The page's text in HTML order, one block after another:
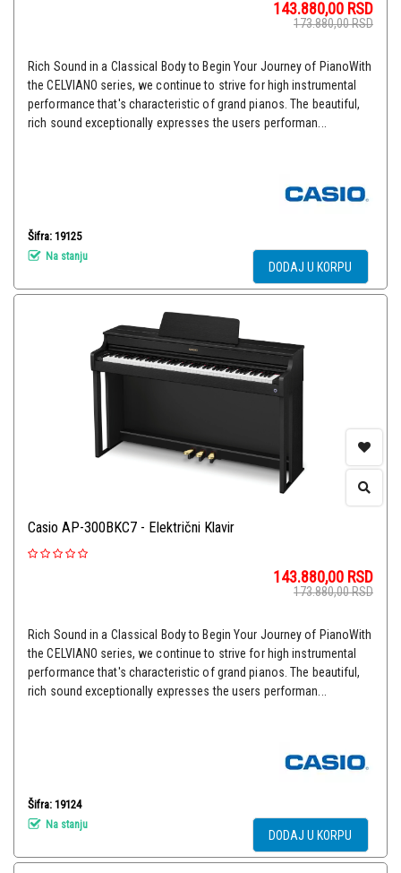
143.880,00 RSD
173.880,00RSD
Rich Sound in a Classical Body to Begin Your Journey of PianoWith
the CELVIANO series, we continue to strive for high instrumental
performance that's characteristic of grand pianos. The beautiful,
rich sound exceptionally expresses the users performan...
Šifra: 19125
Na stanju
DODAJ U KORPU
Casio AP-300BKC7 - Električni Klavir
143.880,00 RSD
173.880,00RSD
Rich Sound in a Classical Body to Begin Your Journey of PianoWith
the CELVIANO series, we continue to strive for high instrumental
performance that's characteristic of grand pianos. The beautiful,
rich sound exceptionally expresses the users performan...
Šifra: 19124
Na stanju
DODAJ U KORPU